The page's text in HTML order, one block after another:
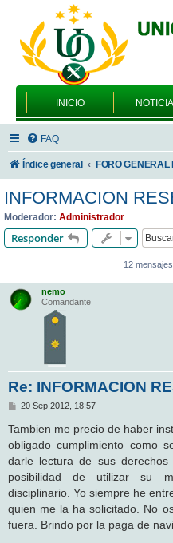
INICIO
FAQ
Índice general
INFORMACION
Moderador: Administrador
Responder
12 mensajes
nemo
Comandante
Re: INFORMACION
M
n
s
a
e
20 Sep 2012, 18:57
Tambien me precio de haber
obligado cumplimiento como
darle lectura de sus
posibilidad de utilizar su
disciplinario. Yo siempre he
quien me la ha solicitado. No
fuera. Brindo por la paga de